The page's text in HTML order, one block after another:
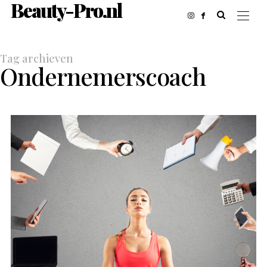
Beauty-Pro.nl
Tag archieven
Ondernemerscoach